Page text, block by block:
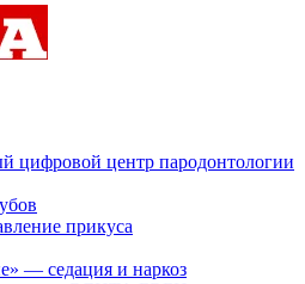
цифровой центр пародонтологии
прикуса
— седация и наркоз